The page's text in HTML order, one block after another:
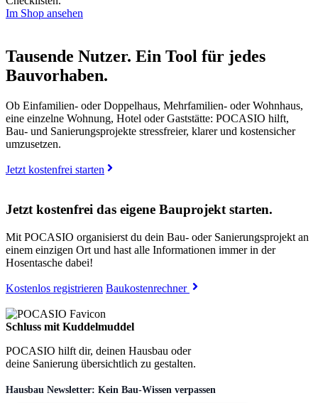
Im Shop ansehen
Tausende Nutzer. Ein Tool für jedes
Bauvorhaben.
Ob Einfamilien- oder Doppelhaus, Mehrfamilien- oder Wohnhaus,
eine einzelne Wohnung, Hotel oder Gaststätte: POCASIO hilft,
Bau- und Sanierungsprojekte stressfreier, klarer und kostensicher
umzusetzen.
Jetzt kostenfrei starten
Jetzt kostenfrei das eigene Bauprojekt starten.
Mit POCASIO organisierst du dein Bau- oder Sanierungsprojekt an
einem einzigen Ort und hast alle Informationen immer in der
Hosentasche dabei!
Kostenlos registrieren Baukostenrechner
Schluss mit Kuddelmuddel
POCASIO hilft dir, deinen Hausbau oder
deine Sanierung übersichtlich zu gestalten.
Hausbau Newsletter: Kein Bau-Wissen verpassen